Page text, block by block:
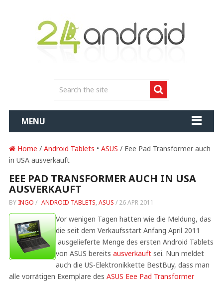
MENU
Home / Android Tablets • ASUS / Eee Pad Transformer auch
in USA ausverkauft
EEE PAD TRANSFORMER AUCH IN USA
AUSVERKAUFT
BY INGO / ANDROID TABLETS, ASUS / 26 APR 2011
Vor wenigen Tagen hatten wie die Meldung, das
die seit dem Verkaufsstart Anfang April 2011
ausgelieferte Menge des ersten Android Tablets
von ASUS bereits ausverkauftsei. Nun meldet
auch die US-Elektronikkette BestBuy, dass man
alle vorrätigen Exemplare des ASUS Eee Pad Transformer